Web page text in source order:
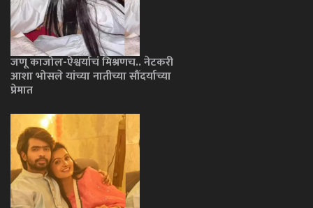
जणू काजोल-ऐश्वर्याचं मिश्रणच.. नेटकरी
आशा भोसले यांच्या नातीच्या सौंदर्याच्या
प्रेमात